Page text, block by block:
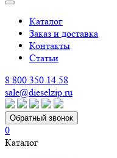
Каталог
Заказ и доставка
Контакты
Статьи
8 800 350 14 58
sale@dieselzip.ru
Обратный звонок
0
Каталог